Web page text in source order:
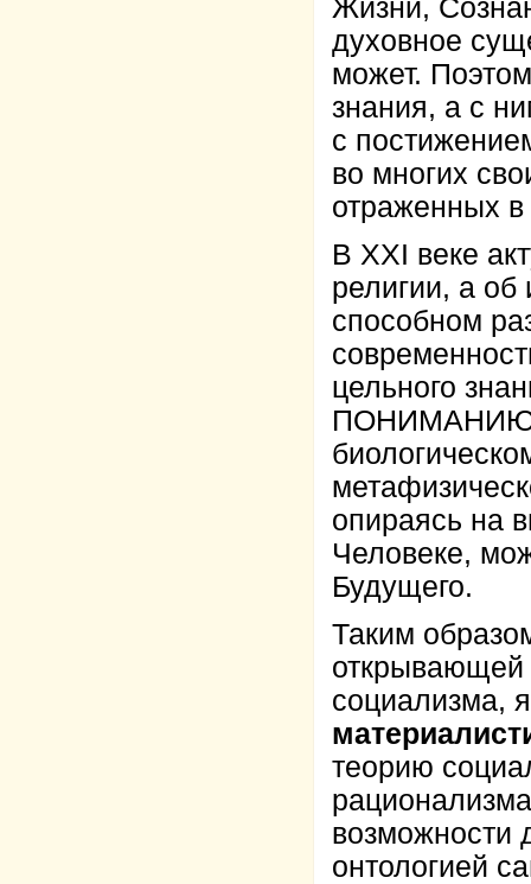
Жизни,
духовное
может.
знания, а с
с
во многих
отраженных
В XXI веке
религии, а об
способном
цельного
ПОНИМАНИЮ
опираясь на
Человеке,
Будущего.
Таким
открывающей
социализма,
теорию
возможности
онтологией